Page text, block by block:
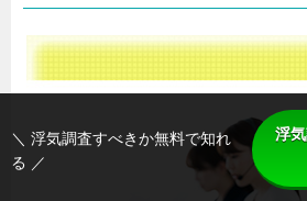
＼ 浮気調査すべきか無料で知れ
る ／
浮